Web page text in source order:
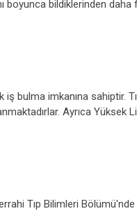
bildiklerinden daha
bulma imkanına sahiptir.
Ayrıca Yüksek
Tıp Bilimleri